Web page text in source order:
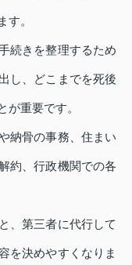
す。
続きを整理するため
し、どこまでを死後
が重要です。
納骨の事務、住まい
約、行政機関での各
、第三者に代行して
を決めやすくなりま